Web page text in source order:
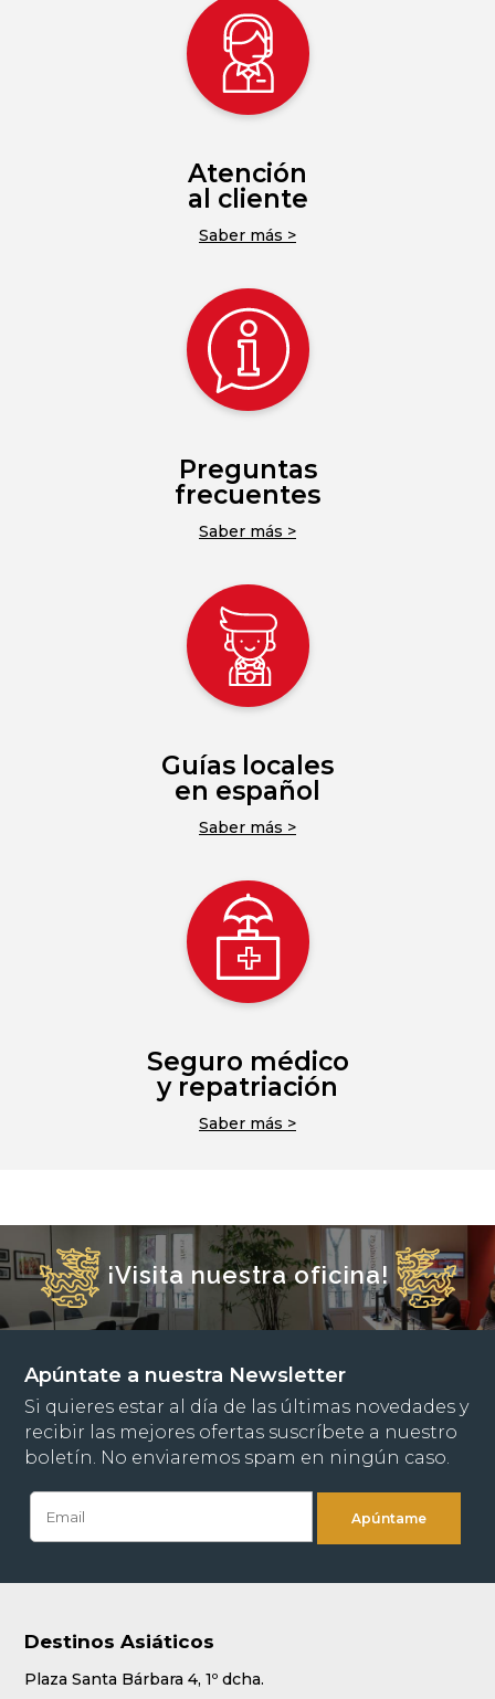
Atención
al cliente
Saber más >
Preguntas
frecuentes
Saber más >
Guías locales
en español
Saber más >
Seguro médico
y repatriación
Saber más >
¡Visita nuestra oficina!
Apúntate a nuestra Newsletter
Si quieres estar al día de las últimas novedades y
recibir las mejores ofertas suscríbete a nuestro
boletín. No enviaremos spam en ningún caso.
Destinos Asiáticos
Plaza Santa Bárbara 4, 1º dcha.